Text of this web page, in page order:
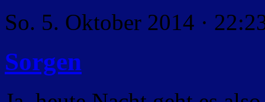
So. 5. Oktober 2014 ·
Sorgen